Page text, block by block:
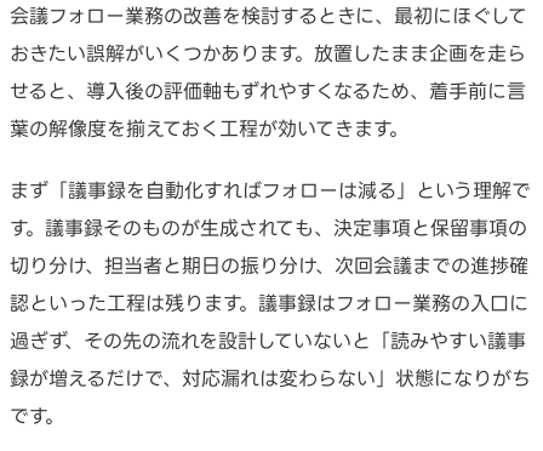
会議フォロー業務の改善を検討するときに、最初にほぐして
おきたい誤解がいくつかあります。放置したまま企画を走ら
せると、導入後の評価軸もずれやすくなるため、着手前に言
葉の解像度を揃えておく工程が効いてきます。
まず「議事録を自動化すればフォローは減る」という理解で
す。議事録そのものが生成されても、決定事項と保留事項の
切り分け、担当者と期日の振り分け、次回会議までの進捗確
認といった工程は残ります。議事録はフォロー業務の入口に
過ぎず、その先の流れを設計していないと「読みやすい議事
録が増えるだけで、対応漏れは変わらない」状態になりがち
です。